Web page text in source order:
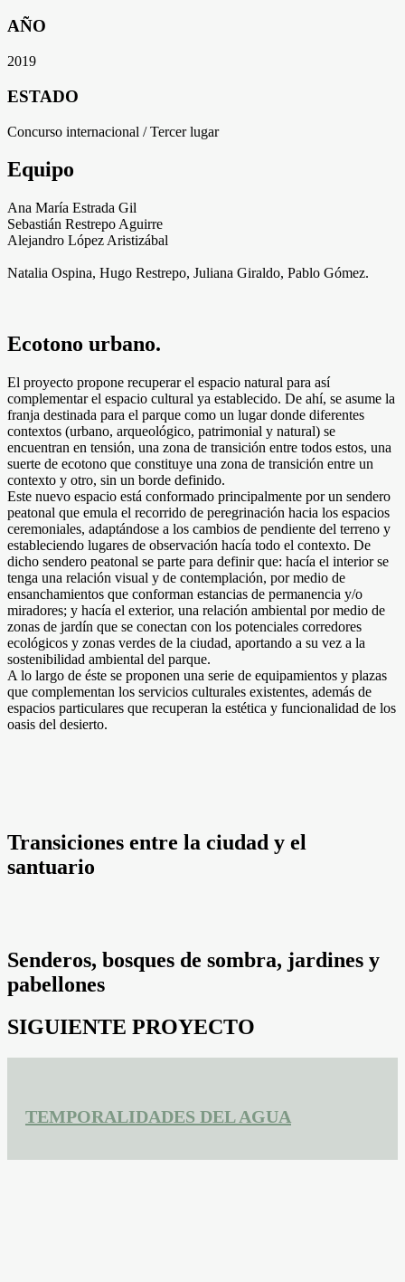
AÑO
2019
ESTADO
Concurso internacional / Tercer lugar
Equipo
Ana María Estrada Gil
Sebastián Restrepo Aguirre
Alejandro López Aristizábal
Natalia Ospina, Hugo Restrepo, Juliana Giraldo, Pablo Gómez.
Ecotono urbano.
El proyecto propone recuperar el espacio natural para así
complementar el espacio cultural ya establecido. De ahí, se asume la
franja destinada para el parque como un lugar donde diferentes
contextos (urbano, arqueológico, patrimonial y natural) se
encuentran en tensión, una zona de transición entre todos estos, una
suerte de ecotono que constituye una zona de transición entre un
contexto y otro, sin un borde definido.
Este nuevo espacio está conformado principalmente por un sendero
peatonal que emula el recorrido de peregrinación hacia los espacios
ceremoniales, adaptándose a los cambios de pendiente del terreno y
estableciendo lugares de observación hacía todo el contexto. De
dicho sendero peatonal se parte para definir que: hacía el interior se
tenga una relación visual y de contemplación, por medio de
ensanchamientos que conforman estancias de permanencia y/o
miradores; y hacía el exterior, una relación ambiental por medio de
zonas de jardín que se conectan con los potenciales corredores
ecológicos y zonas verdes de la ciudad, aportando a su vez a la
sostenibilidad ambiental del parque.
A lo largo de éste se proponen una serie de equipamientos y plazas
que complementan los servicios culturales existentes, además de
espacios particulares que recuperan la estética y funcionalidad de los
oasis del desierto.
Transiciones entre la ciudad y el
santuario
Senderos, bosques de sombra, jardines y
pabellones
SIGUIENTE PROYECTO
TEMPORALIDADES DEL AGUA